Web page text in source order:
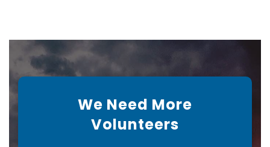
We Need More
Volunteers